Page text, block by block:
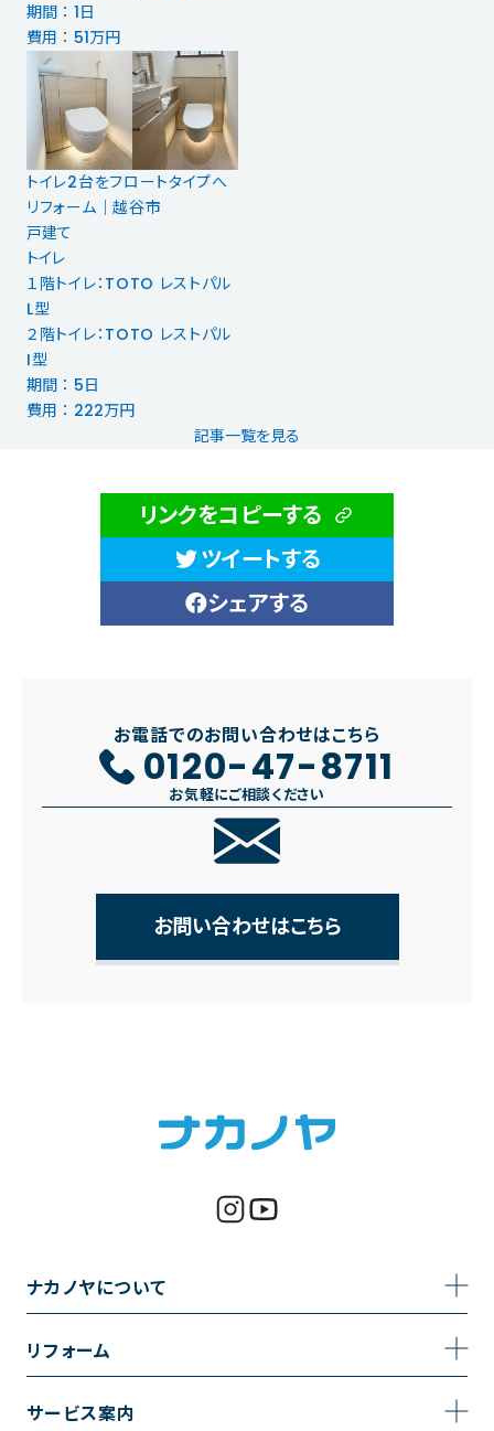
期間 ： 1日
費用 ： 51万円
トイレ2台をフロートタイプへ
リフォーム｜越谷市
戸建て
トイレ
１階トイレ：TOTO レストパル
L型
２階トイレ：TOTO レストパル
I型
期間 ： 5日
費用 ： 222万円
記事一覧を見る
リンクをコピーする
ツイートする
シェアする
お電話でのお問い合わせはこちら
0120-47-8711
お気軽にご相談ください
お問い合わせはこちら
ナカノヤについて
事業内容
リフォーム
トイレのリフォーム
サービス案内